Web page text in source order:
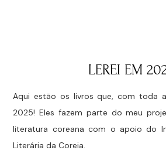
LEREI EM
Aqui estão os livros que, com toda
2025! Eles fazem parte do meu
literatura coreana com o apoio do
Literária da Coreia.